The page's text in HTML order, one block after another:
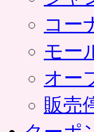
コー
モー
オー
販売